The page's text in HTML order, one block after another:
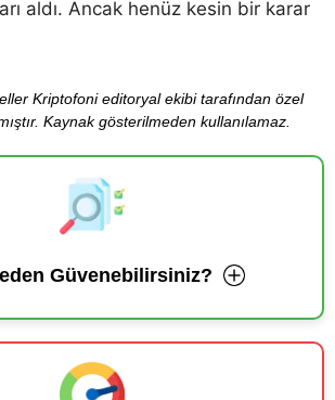
aldı. Ancak henüz kesin bir karar
Kriptofoni editoryal ekibi tarafından özel
Kaynak gösterilmeden kullanılamaz.
Güvenebilirsiniz?